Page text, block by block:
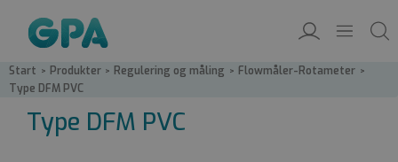
Start / Produkter / Regulering og måling / Flowmåler-Rotameter /
Type DFM PVC
Type DFM PVC